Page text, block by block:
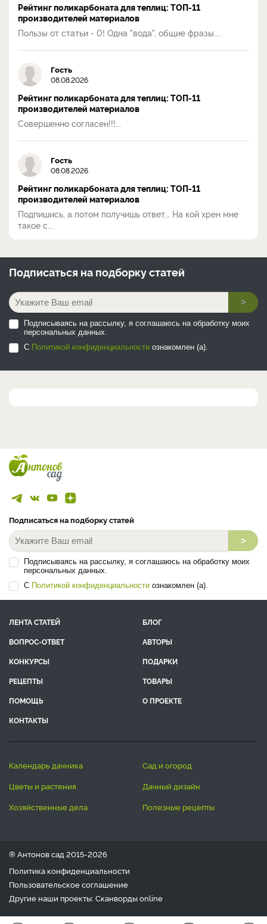
Рейтинг поликарбоната для теплиц: ТОП-11
производителей материалов
Пользы от статьи - 0! Одна "вода", общие фразы....
Гость
08.08.2026
Рейтинг поликарбоната для теплиц: ТОП-11
производителей материалов
Совершенно согласен!!!...
Гость
08.08.2026
Рейтинг поликарбоната для теплиц: ТОП-11
производителей материалов
Подпишись, а потом получишь ответ... На кой хрен мне
такое с...
Подписаться на подборку статей
>
Подписываясь на рассылку, я соглашаюсь на обработку моих
персональных данных.
С Политикой конфиденциальности ознакомлен (а).
Подписаться на подборку статей
>
Подписываясь на рассылку, я соглашаюсь на обработку моих
персональных данных.
С Политикой конфиденциальности ознакомлен (а).
ЛЕНТА СТАТЕЙ
БЛОГ
ВОПРОС-ОТВЕТ
АВТОРЫ
КОНКУРСЫ
ПОДАРКИ
РЕЦЕПТЫ
ТОВАРЫ
ПОМОЩЬ
О ПРОЕКТЕ
КОНТАКТЫ
календарь дачника
сад и огород
цветы и растения
дачный дизайн
хозяйственные дела
полезные рецепты
® Антонов сад 2015-2026
Политика конфиденциальности
Пользовательское соглашение
Другие наши проекты: Сканвордыonline
Любое использование материала допускается только с